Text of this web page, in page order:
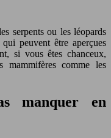
serpents ou les léopards
peuvent être aperçues
si vous êtes chanceux,
mammifères comme les
manquer en